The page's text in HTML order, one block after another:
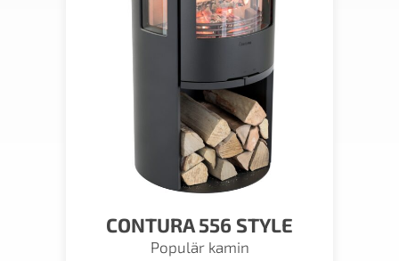
CONTURA 556 STYLE
Populär kamin